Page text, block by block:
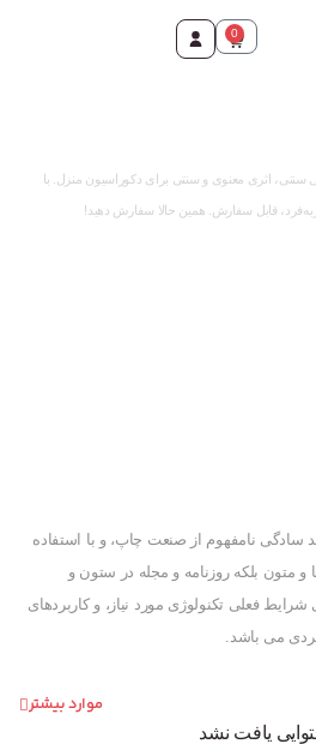
0
اثری معنوی و سنتی برای دکوراسیون منزل. با
قابل سفارش. همین حالا سفارش دهید!
سادگی نامفهوم از صنعت چاپ، و با استفاده
و متون بلکه روزنامه و مجله در ستون و
فعلی تکنولوژی مورد نیاز، و کاربردهای
می باشد.
موارد بیشتر
یافت نشد